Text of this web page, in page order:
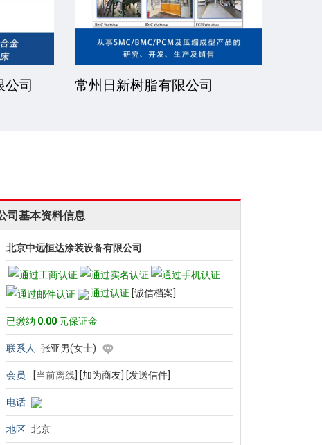
公司 常州日新树脂有限公司
司基本资料信息
北京中远恒达涂装设备有限公司
通过认证 [诚信档案]
已缴纳 0.00 元保证金
联系人 张亚男(女士)
会员 [当前离线] [加为商友] [发送信件]
电话
地区 北京